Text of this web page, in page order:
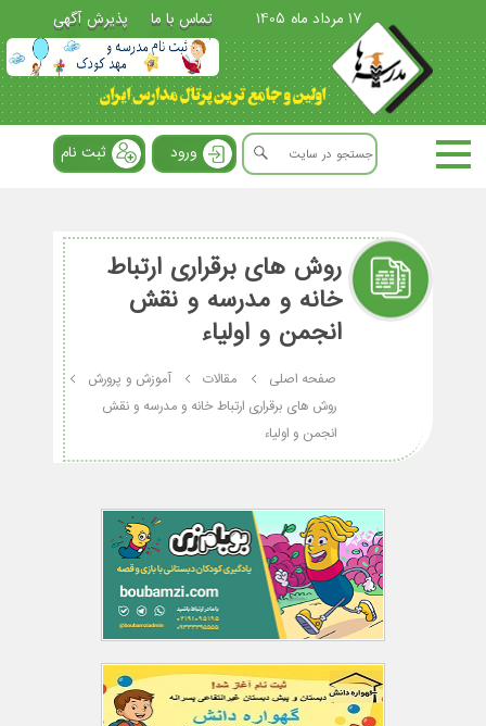
17 مرداد ماه 1405 تماس با ما پذیرش آگهی
ورود ثبت نام
روش های برقراری ارتباط
خانه و مدرسه و نقش
انجمن و اولیاء
صفحه اصلی مقالات
آموزش و پرورش
روش های برقراری ارتباط خانه و مدرسه و نقش
انجمن و اولیاء